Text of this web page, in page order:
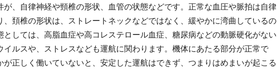
が、自律神経や頸椎の形状、血管の状態などです。正常な血圧や脈拍は自律
、頚椎の形状は、ストレートネックなどではなく、緩やかに湾曲しているの
としては、高脂血症や高コレステロール血症、糖尿病などの動脈硬化がない
イルスや、ストレスなども運航に関わります。機体にあたる部分が正常で
が正しく働いていないと、安定した運航はできず、つまりはめまいが起こる